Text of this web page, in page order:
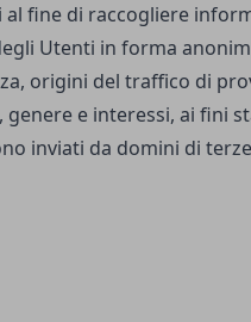
fine di raccogliere
Utenti in forma
origini del traffico di
e interessi, ai fini
inviati da domini di